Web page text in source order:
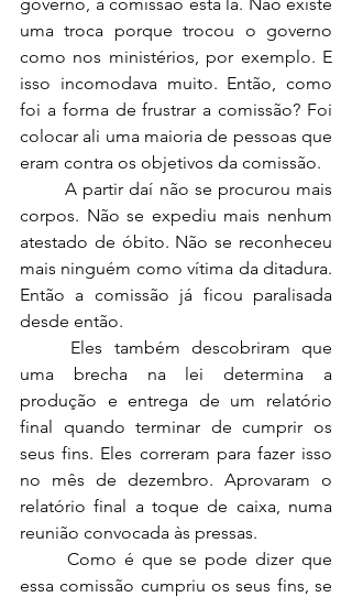
uma troca porque trocou o governo
como nos ministérios, por exemplo. E
isso incomodava muito. Então, como
foi a forma de frustrar a comissão? Foi
colocar ali uma maioria de pessoas que
eram contra os objetivos da comissão.
	A partir daí não se procurou mais
corpos. Não se expediu mais nenhum
atestado de óbito. Não se reconheceu
mais ninguém como vítima da ditadura.
Então a comissão já ficou paralisada
desde então.
uma brecha na lei determina a
produção e entrega de um relatório
final quando terminar de cumprir os
seus fins. Eles correram para fazer isso
no mês de dezembro. Aprovaram o
relatório final a toque de caixa, numa
reunião convocada às pressas.
essa comissão cumpriu os seus fins, se